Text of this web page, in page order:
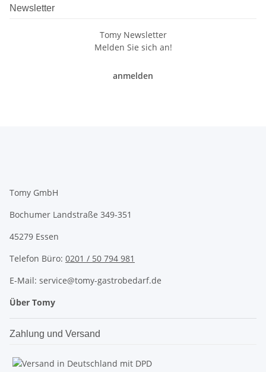
Newsletter
Tomy Newsletter
Melden Sie sich an!
anmelden
Tomy GmbH
Bochumer Landstraße 349-351
45279 Essen
Telefon Büro: 0201 / 50 794 981
E-Mail: service@tomy-gastrobedarf.de
Über Tomy
Zahlung und Versand